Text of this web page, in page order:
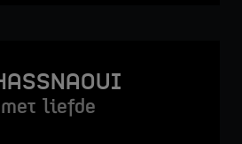
liefde